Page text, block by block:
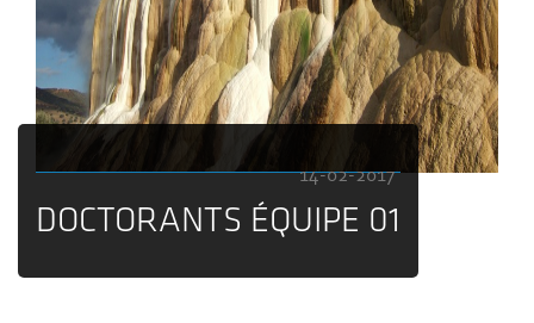
14-02-2017
DOCTORANTS ÉQUIPE 01